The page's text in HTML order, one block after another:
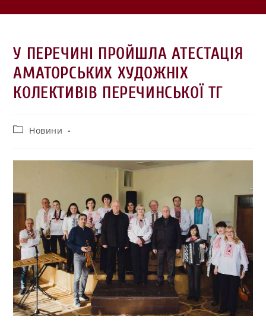
У ПЕРЕЧИНІ ПРОЙШЛА АТЕСТАЦІЯ
АМАТОРСЬКИХ ХУДОЖНІХ
КОЛЕКТИВІВ ПЕРЕЧИНСЬКОЇ ТГ
Новини